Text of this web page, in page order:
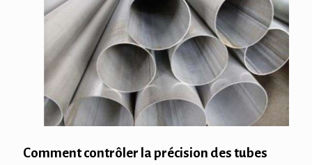
Comment contrôler la précision des tubes